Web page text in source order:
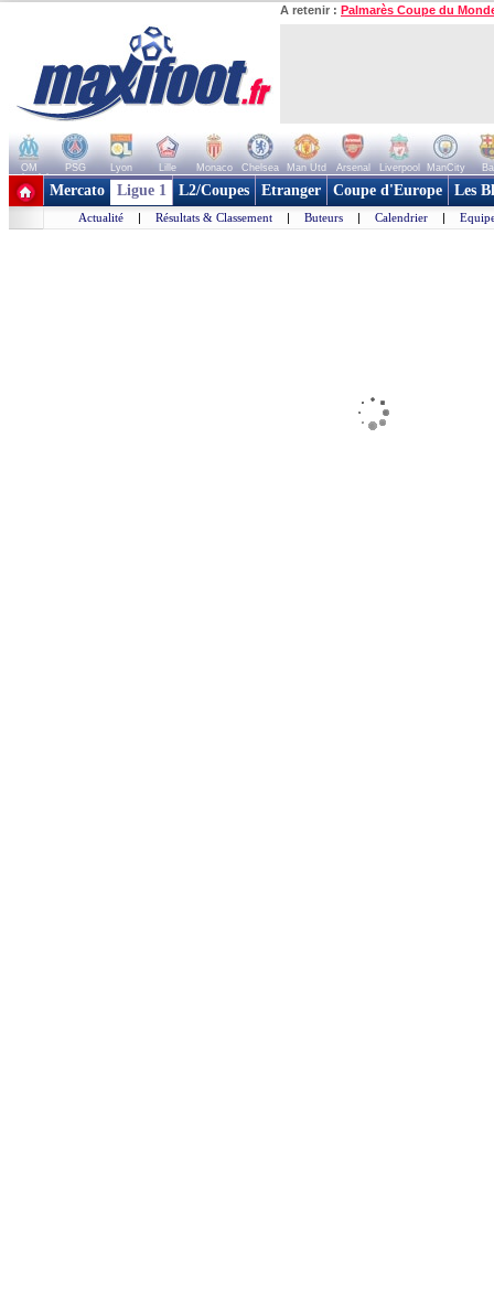
A retenir : Palmarès Coupe du
OM PSG Lyon Lille Monaco Chelsea Man Utd Arsenal Liverpool ManCity
+ de clubs
Mercato Ligue 1 L2/Coupes Etranger Coupe d'Europe Les
Actualité | Résultats & Classement | Buteurs | Calendrier |